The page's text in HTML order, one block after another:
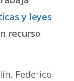
y leyes
recurso
Federico